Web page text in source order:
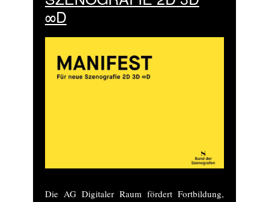
∞D
Die AG Digitaler Raum fördert Fortbildung,